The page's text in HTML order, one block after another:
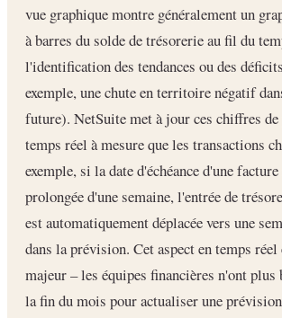
vue graphique montre généralement un
à barres du solde de trésorerie au fil du
l'identification des tendances ou des
exemple, une chute en territoire négatif
future). NetSuite met à jour ces chiffres
temps réel à mesure que les transactions
exemple, si la date d'échéance d'une
prolongée d'une semaine, l'entrée de
est automatiquement déplacée vers une
dans la prévision. Cet aspect en temps réel
majeur – les équipes financières n'ont plus
la fin du mois pour actualiser une